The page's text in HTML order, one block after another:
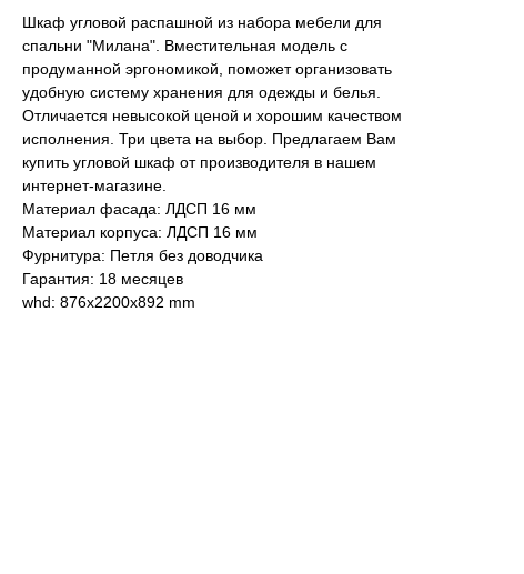
Шкаф угловой распашной из набора мебели для
спальни "Милана". Вместительная модель с
продуманной эргономикой, поможет организовать
удобную систему хранения для одежды и белья.
Отличается невысокой ценой и хорошим качеством
исполнения. Три цвета на выбор. Предлагаем Вам
купить угловой шкаф от производителя в нашем
интернет-магазине.
Материал фасада: ЛДСП 16 мм
Материал корпуса: ЛДСП 16 мм
Фурнитура: Петля без доводчика
Гарантия: 18 месяцев
whd: 876x2200x892 mm